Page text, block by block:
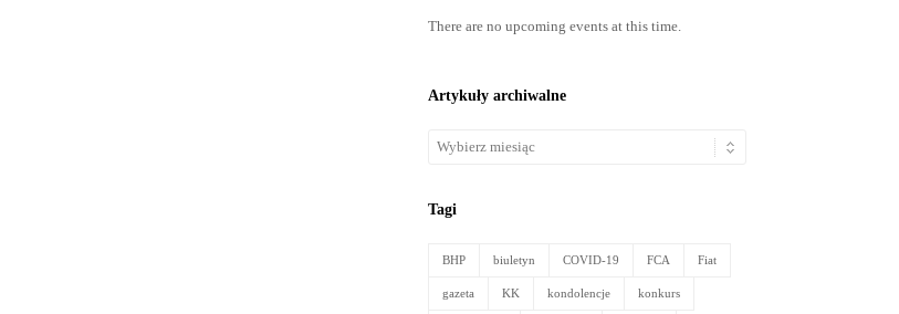
There are no upcoming events at this time.
Artykuły archiwalne
Artykuły
Tagi
BHP biuletyn COVID-19 FCA Fiat
gazeta KK kondolencje konkurs